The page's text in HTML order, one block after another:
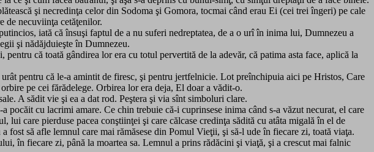
şi necredinţa celor din Sodoma şi Gomora, tocmai când erau Ei (cei trei îngeri) pe cale
de necuviinţa cetăţenilor.
iată că însuşi faptul de a nu suferi nedreptatea, de a o urî în inima lui, Dumnezeu a
şi nădăjduieşte în Dumnezeu.
că toată gândirea lor era cu totul pervertită de la adevăr, că patima asta face, aplică la
pentru că le-a amintit de firesc, şi pentru jertfelnicie. Lot preînchipuia aici pe Hristos, Care
pe cei fărădelege. Orbirea lor era deja, El doar a vădit-o.
A sădit vie şi ea a dat rod. Peştera şi via sînt simboluri clare.
cu lacrimi amare. Ce chin trebuie că-i cuprinsese inima când s-a văzut necurat, el care
care pierduse pacea conştiinţei şi care călcase credinţa sădită cu atâta migală în el de
fost să afle lemnul care mai rămăsese din Pomul Vieţii, şi să-l ude în fiecare zi, toată viaţa.
în fiecare zi, până la moartea sa. Lemnul a prins rădăcini şi viaţă, şi a crescut mai falnic